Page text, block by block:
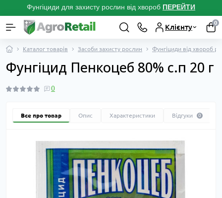
Фунгіциди для захисту рослин від хвороб ПЕРЕЙТИ
Клієнту
0
Каталог товарів Засоби захисту рослин Фунгіциди від хвороб
Фунгіцид Пенкоцеб 80% с.п 20 г
0
Все про товар Опис Характеристики Відгуки 0